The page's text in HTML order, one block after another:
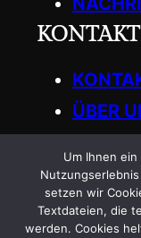
KONTAKT
ÜBER
Get in
General:
Um Ihnen
setzen wir
Textdateien, die
werden. Cookies